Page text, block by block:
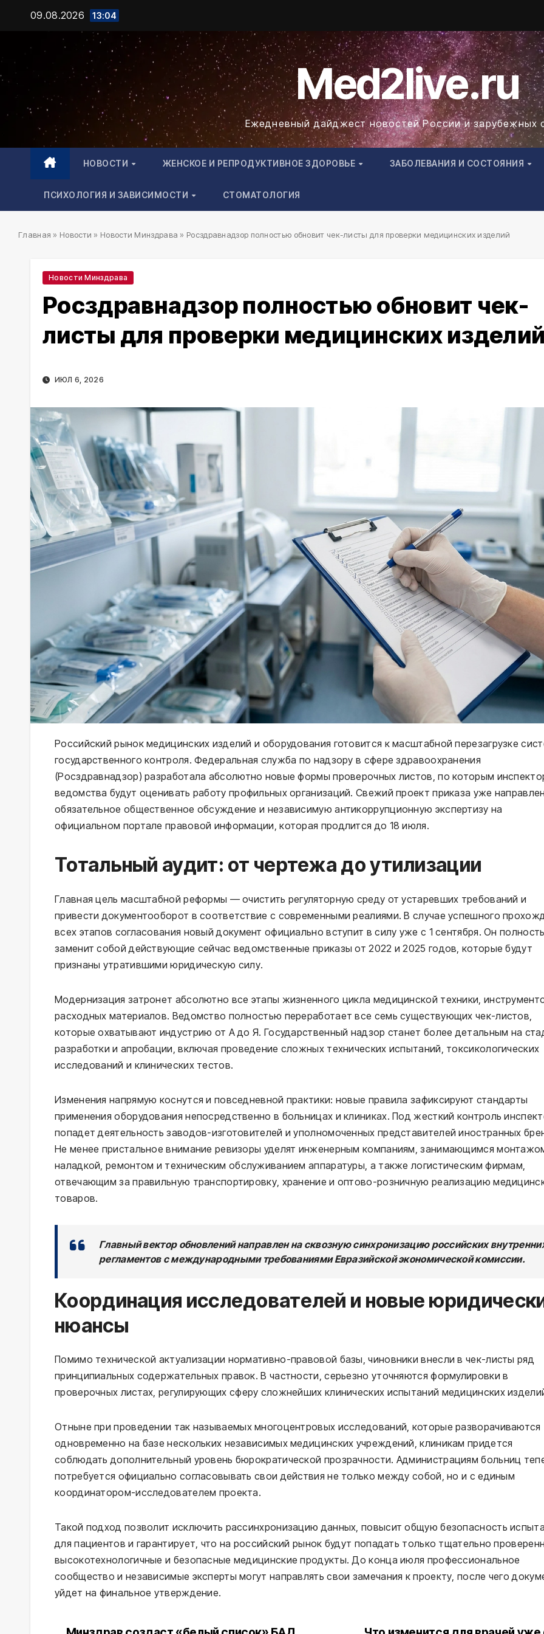
Промотать
содержимому
09.08.2026 13:04
Med2live.ru
Ежедневный дайджест новостей России и зарубежных
НОВОСТИ ЖЕНСКОЕ И РЕПРОДУКТИВНОЕ ЗДОРОВЬЕ ЗАБОЛЕВАНИЯ И СОСТОЯНИЯ
ПСИХОЛОГИЯ И ЗАВИСИМОСТИ СТОМАТОЛОГИЯ
Главная » Новости » Новости Минздрава » Росздравнадзор полностью обновит чек-листы для проверки медицинских изделий
Новости Минздрава
Росздравнадзор полностью обновит чек-
листы для проверки медицинских изделий
ИЮЛ 6, 2026
Российский рынок медицинских изделий и оборудования готовится к масштабной перезагрузке
государственного контроля. Федеральная служба по надзору в сфере здравоохранения
(Росздравнадзор) разработала абсолютно новые формы проверочных листов, по которым
ведомства будут оценивать работу профильных организаций. Свежий проект приказа уже
обязательное общественное обсуждение и независимую антикоррупционную экспертизу на
официальном портале правовой информации, которая продлится до 18 июля.
Тотальный аудит: от чертежа до утилизации
Главная цель масштабной реформы — очистить регуляторную среду от устаревших требований и
привести документооборот в соответствие с современными реалиями. В случае успешного
всех этапов согласования новый документ официально вступит в силу уже с 1 сентября. Он
заменит собой действующие сейчас ведомственные приказы от 2022 и 2025 годов, которые будут
признаны утратившими юридическую силу.
Модернизация затронет абсолютно все этапы жизненного цикла медицинской техники,
расходных материалов. Ведомство полностью переработает все семь существующих чек-листов,
которые охватывают индустрию от А до Я. Государственный надзор станет более детальным на
разработки и апробации, включая проведение сложных технических испытаний, токсикологических
исследований и клинических тестов.
Изменения напрямую коснутся и повседневной практики: новые правила зафиксируют стандарты
применения оборудования непосредственно в больницах и клиниках. Под жесткий контроль
попадет деятельность заводов-изготовителей и уполномоченных представителей иностранных
Не менее пристальное внимание ревизоры уделят инженерным компаниям, занимающимся
наладкой, ремонтом и техническим обслуживанием аппаратуры, а также логистическим фирмам,
отвечающим за правильную транспортировку, хранение и оптово-розничную реализацию
товаров.
Главный вектор обновлений направлен на сквозную синхронизацию российских
регламентов с международными требованиями Евразийской экономической комиссии.
Координация исследователей и новые
нюансы
Помимо технической актуализации нормативно-правовой базы, чиновники внесли в чек-листы ряд
принципиальных содержательных правок. В частности, серьезно уточняются формулировки в
проверочных листах, регулирующих сферу сложнейших клинических испытаний медицинских
Отныне при проведении так называемых многоцентровых исследований, которые разворачиваются
одновременно на базе нескольких независимых медицинских учреждений, клиникам придется
соблюдать дополнительный уровень бюрократической прозрачности. Администрациям больниц
потребуется официально согласовывать свои действия не только между собой, но и с единым
координатором-исследователем проекта.
Такой подход позволит исключить рассинхронизацию данных, повысит общую безопасность
для пациентов и гарантирует, что на российский рынок будут попадать только тщательно
высокотехнологичные и безопасные медицинские продукты. До конца июля профессиональное
сообщество и независимые эксперты могут направлять свои замечания к проекту, после чего
уйдет на финальное утверждение.